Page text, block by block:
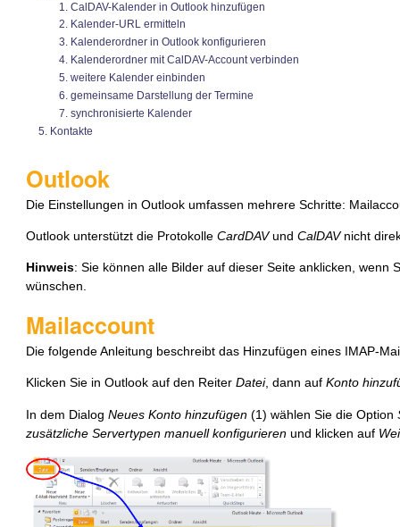
CalDAV-Kalender in Outlook hinzufügen
Kalender-URL ermitteln
Kalenderordner in Outlook konfigurieren
Kalenderordner mit CalDAV-Account verbinden
weitere Kalender einbinden
gemeinsame Darstellung der Termine
synchronisierte Kalender
Kontakte
Outlook
Die Einstellungen in Outlook umfassen mehrere Schritte:
Outlook unterstützt die ProtokolleCardDAVundCalDAVnicht
Hinweis: Sie können alle Bilder auf dieser Seite anklicken, wenn
wünschen.
Mailaccount
Die folgende Anleitung beschreibt das Hinzufügen eines IMAP-
Klicken Sie in Outlook auf den ReiterDatei, dann aufKonto
In dem DialogNeues Konto hinzufügen (1) wählen Sie die Option
zusätzliche Servertypen manuell konfigurieren und klicken auf